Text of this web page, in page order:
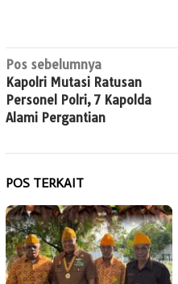
Navigasi
pos
Pos sebelumnya
Kapolri Mutasi Ratusan
Personel Polri, 7 Kapolda
Alami Pergantian
POS TERKAIT